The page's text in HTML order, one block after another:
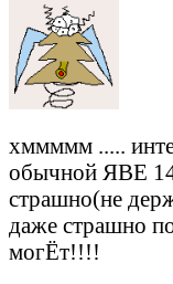
хммммм .....
обычной ЯВЕ
страшно(не
даже страшно
могЁт!!!!